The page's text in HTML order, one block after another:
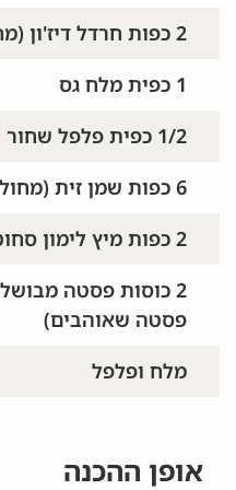
2 כפות חרדל דיז'ון (מחולק)
1 כפית מלח גס
1/2 כפית פלפל שחור
6 כפות שמן זית (מחולק)
2 כפות מיץ לימון סחוט טרי
2 כוסות פסטה
פסטה שאוהבים)
מלח ופלפל
אופן ההכנה